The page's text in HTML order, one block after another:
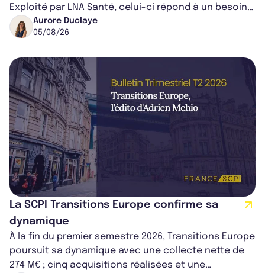
Exploité par LNA Santé, celui-ci répond à un besoin
médical croissant, qui s...
Aurore Duclaye
05/08/26
La SCPI Transitions Europe confirme sa
dynamique
À la fin du premier semestre 2026, Transitions Europe
poursuit sa dynamique avec une collecte nette de
274 M€ ; cinq acquisitions réalisées et une